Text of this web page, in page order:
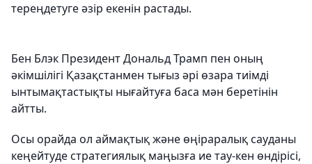
тереңдетуге әзір екенін растады.
Бен Блэк Президент Дональд Трамп пен оның
әкімшілігі Қазақстанмен тығыз әрі өзара тиімді
ынтымақтастықты нығайтуға баса мән беретінін
айтты.
Осы орайда ол аймақтық және өңіраралық сауданы
кеңейтуде стратегиялық маңызға ие тау-кен өндірісі,